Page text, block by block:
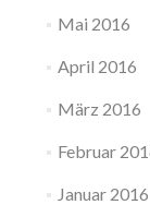
Mai 2016
April 2016
März 2016
Februar
Januar 2016